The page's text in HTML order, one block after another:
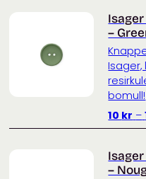
–
bomull!
10 kr –
–